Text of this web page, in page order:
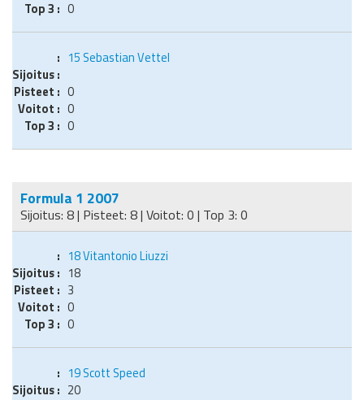
0
15 Sebastian Vettel
0
0
0
Formula 1 2007
Sijoitus: 8 | Pisteet: 8 | Voitot: 0 | Top 3: 0
18Vitantonio Liuzzi
18
3
0
0
19Scott Speed
20